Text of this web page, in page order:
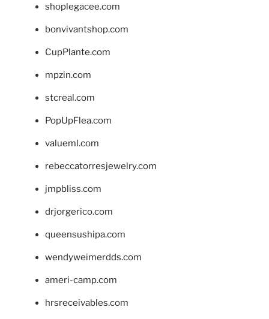
shoplegacee.com
bonvivantshop.com
CupPlante.com
mpzin.com
stcreal.com
PopUpFlea.com
valueml.com
rebeccatorresjewelry.com
jmpbliss.com
drjorgerico.com
queensushipa.com
wendyweimerdds.com
ameri-camp.com
hrsreceivables.com